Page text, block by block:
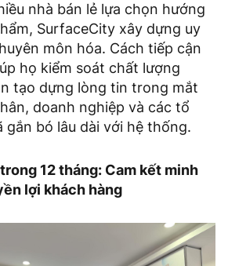
nhà bán lẻ lựa chọn hướng
SurfaceCity xây dựng uy
môn hóa. Cách tiếp cận
họ kiểm soát chất lượng
tạo dựng lòng tin trong mắt
doanh nghiệp và các tổ
gắn bó lâu dài với hệ thống.
12 tháng: Cam kết minh
lợi khách hàng